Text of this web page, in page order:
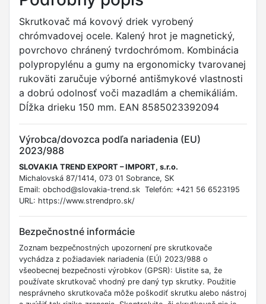
Skrutkovač má kovový driek vyrobený
chrómvadovej ocele. Kalený hrot je magnetický,
povrchovo chránený tvrdochrómom. Kombinácia
polypropylénu a gumy na ergonomicky tvarovanej
rukoväti zaručuje výborné antišmykové vlastnosti
a dobrú odolnosť voči mazadlám a chemikáliám.
Dĺžka drieku 150 mm. EAN 8585023392094
Výrobca/dovozca podľa nariadenia (EU)
2023/988
SLOVAKIA TREND EXPORT – IMPORT, s.r.o.
Michalovská 87/1414, 073 01 Sobrance, SK
Email: obchod@slovakia-trend.sk Telefón: +421 56 6523195
URL: https://www.strendpro.sk/
Bezpečnostné informácie
Zoznam bezpečnostných upozornení pre skrutkovače
vychádza z požiadaviek nariadenia (EÚ) 2023/988 o
všeobecnej bezpečnosti výrobkov (GPSR): Uistite sa, že
používate skrutkovač vhodný pre daný typ skrutky. Použitie
nesprávneho skrutkovača môže poškodiť skrutku alebo nástroj